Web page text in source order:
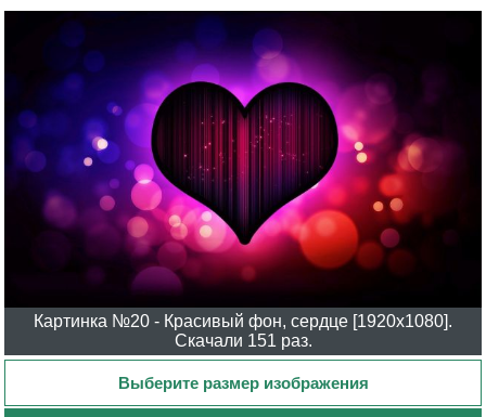
Картинка №20 - Красивый фон, сердце [1920x1080].
Скачали 151 раз.